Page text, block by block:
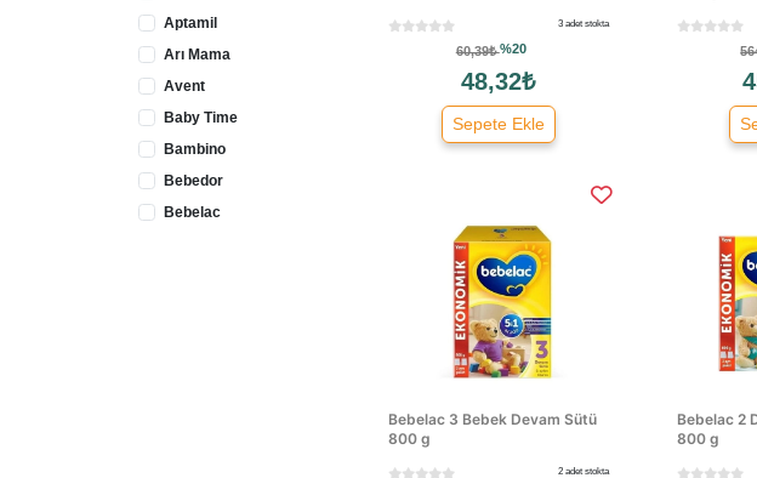
Aptamil
Arı Mama
Avent
Baby Time
Bambino
Bebedor
Bebelac
3 adet stokta
60,39₺%20
48,32₺
Sepete Ekle
Bebelac 3 Bebek Devam Sütü
800 g
2 adet stokta
Bebelac 2
800 g